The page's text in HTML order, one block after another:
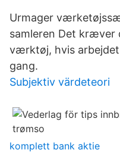
Urmager
samleren Det kræver
værktøj, hvis
gang.
Subjektiv värdeteori
komplett bank aktie